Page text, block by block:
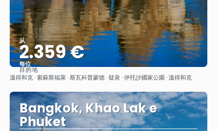
从
2.359 €
每位
查看
目的地
溫得和克 · 索蘇斯福萊 · 斯瓦科普蒙德 · 疑泉 · 伊托沙國家公園 · 溫得和克
Bangkok, Khao Lak e
Phuket